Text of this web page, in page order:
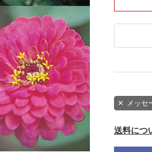
✕ メッセ
送料につ